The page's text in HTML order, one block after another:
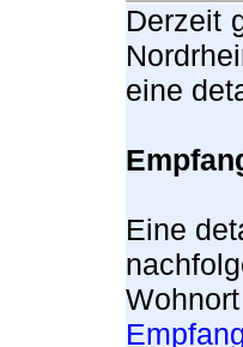
Derzeit
eine
Eine